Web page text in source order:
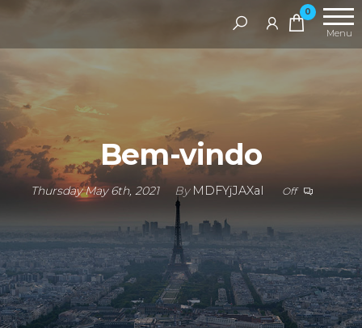
0
Menu
Bem-vindo
Thursday May 6th, 2021 ByMDFYjJAXaI Off